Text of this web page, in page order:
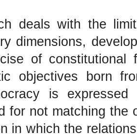
deals with the
dimensions,
of constitutional
objectives born
is
for not matching the
in which the